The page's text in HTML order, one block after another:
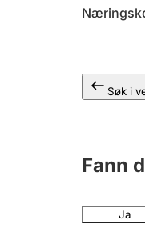
Søk i
Fann
Ja